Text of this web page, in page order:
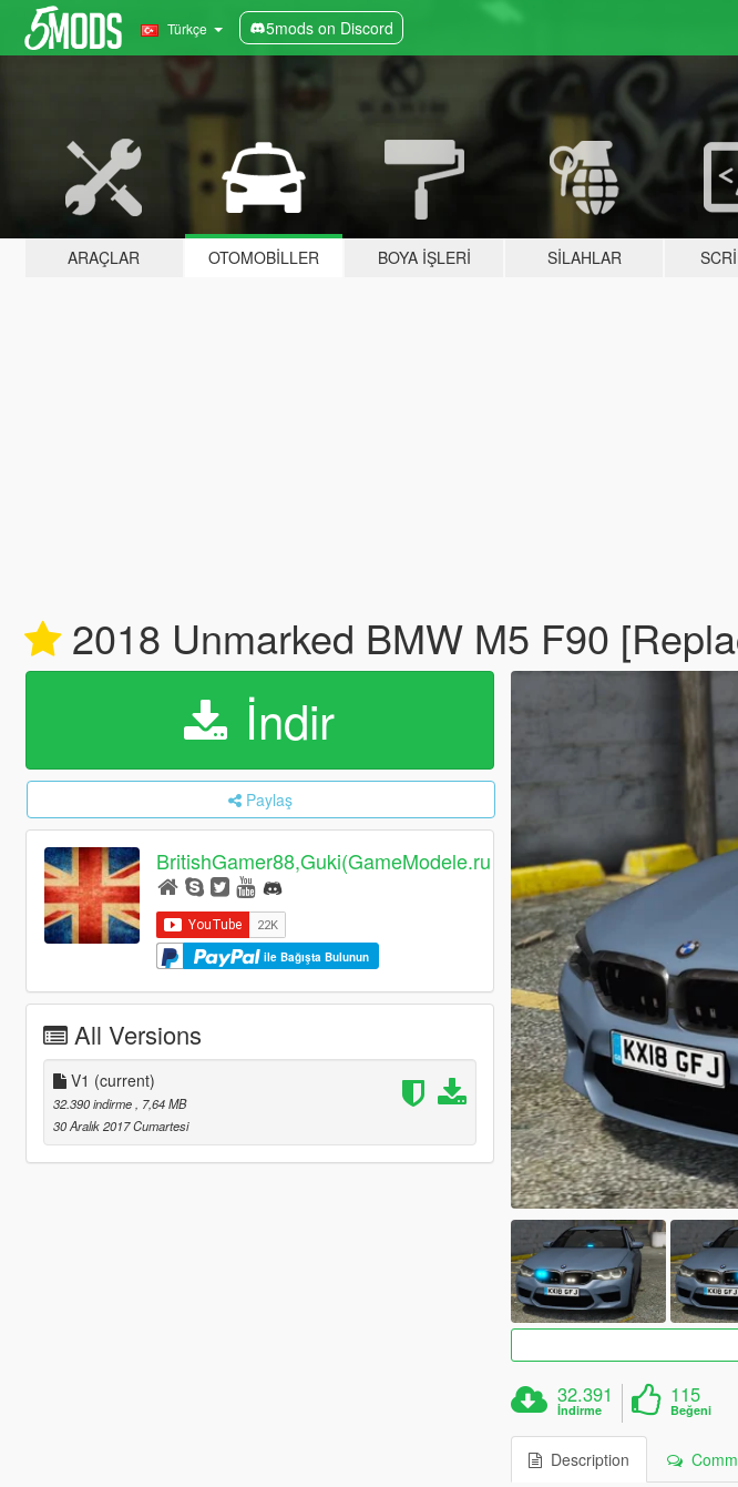
Türkçe 5mods on Discord
ARAÇLAR OTOMOBILLER BOYA İŞLERI SILAHLAR
2018 Unmarked BMW M5 F90
İndir
Paylaş
BritishGamer88,Guki(GameModele.ru
ile Bağışta Bulunun
All Versions
V1 (current)
32.390 indirme
, 7,64 MB
30 Aralık 2017 Cumartesi
32.391
İndirme
115
Beğeni
Description